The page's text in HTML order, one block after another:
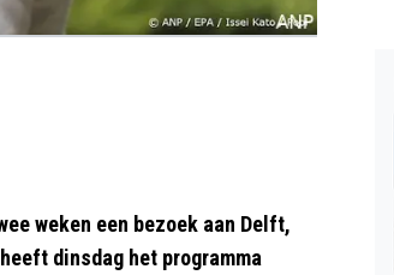
weken een bezoek aan Delft,
dinsdag het programma